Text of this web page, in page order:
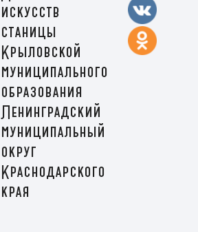
искусств
станицы
Крыловской
муниципального
образования
Ленинградский
муниципальный
округ
Краснодарского
края